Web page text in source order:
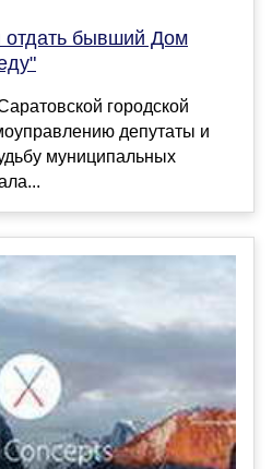
отдать бывший Дом
городской
депутаты и
муниципальных